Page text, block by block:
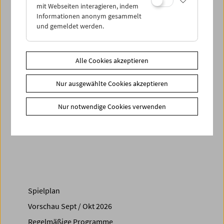
Dauer der Film-­Performance ca. 60 Minuten. Im Anschluss
Publikumsgespräch mitSandra Gibson & Luis Recoder
Für die Vorstellung gibt es ab 10. Oktober Karten im
Vorverkauf, jedoch keine telefonische oder Online-
Zusätzliche Materialien
2013 - Sandra Gibson & Luis Recoder
Spielplan
Vorschau Sept / Okt 2026
Regelmäßige Programme
mit Webseiten interagieren, indem
Informationen anonym gesammelt
und gemeldet werden.
Alle Cookies akzeptieren
Nur ausgewählte Cookies akzeptieren
Nur notwendige Cookies verwenden